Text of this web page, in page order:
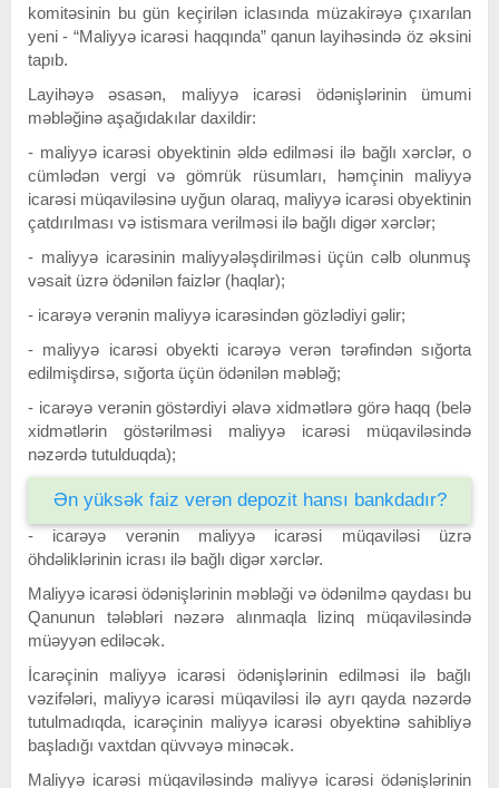
komitəsinin bu gün keçirilən iclasında müzakirəyə çıxarılan
yeni - “Maliyyə icarəsi haqqında” qanun layihəsində öz əksini
tapıb.
Layihəyə əsasən, maliyyə icarəsi ödənişlərinin ümumi
məbləğinə aşağıdakılar daxildir:
- maliyyə icarəsi obyektinin əldə edilməsi ilə bağlı xərclər, o
cümlədən vergi və gömrük rüsumları, həmçinin maliyyə
icarəsi müqaviləsinə uyğun olaraq, maliyyə icarəsi obyektinin
çatdırılması və istismara verilməsi ilə bağlı digər xərclər;
- maliyyə icarəsinin maliyyələşdirilməsi üçün cəlb olunmuş
vəsait üzrə ödənilən faizlər (haqlar);
- icarəyə verənin maliyyə icarəsindən gözlədiyi gəlir;
- maliyyə icarəsi obyekti icarəyə verən tərəfindən sığorta
edilmişdirsə, sığorta üçün ödənilən məbləğ;
- icarəyə verənin göstərdiyi əlavə xidmətlərə görə haqq (belə
xidmətlərin göstərilməsi maliyyə icarəsi müqaviləsində
nəzərdə tutulduqda);
Ən yüksək faiz verən depozit hansı bankdadır?
- icarəyə verənin maliyyə icarəsi müqaviləsi üzrə
öhdəliklərinin icrası ilə bağlı digər xərclər.
Maliyyə icarəsi ödənişlərinin məbləği və ödənilmə qaydası bu
Qanunun tələbləri nəzərə alınmaqla lizinq müqaviləsində
müəyyən ediləcək.
İcarəçinin maliyyə icarəsi ödənişlərinin edilməsi ilə bağlı
vəzifələri, maliyyə icarəsi müqaviləsi ilə ayrı qayda nəzərdə
tutulmadıqda, icarəçinin maliyyə icarəsi obyektinə sahibliyə
başladığı vaxtdan qüvvəyə minəcək.
Maliyyə icarəsi müqaviləsində maliyyə icarəsi ödənişlərinin